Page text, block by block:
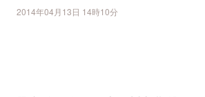
2014年04月13日 14時10分